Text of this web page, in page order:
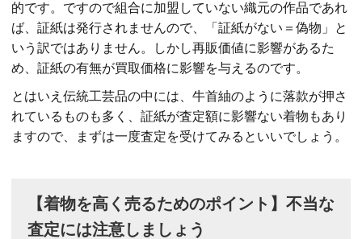
的です。ですので組合に加盟していない織元の作品であれ
ば、証紙は発行されませんので、「証紙がない＝偽物」と
いう訳ではありません。しかし再販価値に影響があるた
め、証紙の有無が買取価格に影響を与えるのです。
とはいえ伝統工芸品の中には、牛首紬のように落款が押さ
れているものも多く、証紙が査定額に影響ない着物もあり
ますので、まずは一度査定を受けてみるといいでしょう。
【着物を高く売るためのポイント】不当な
査定には注意しましょう